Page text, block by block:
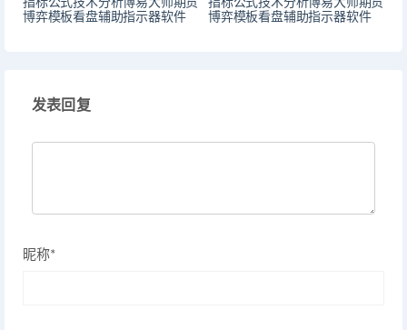
博弈模板看盘辅助指示器软件
博弈模板看盘辅助指示器软件
发表回复
昵称*